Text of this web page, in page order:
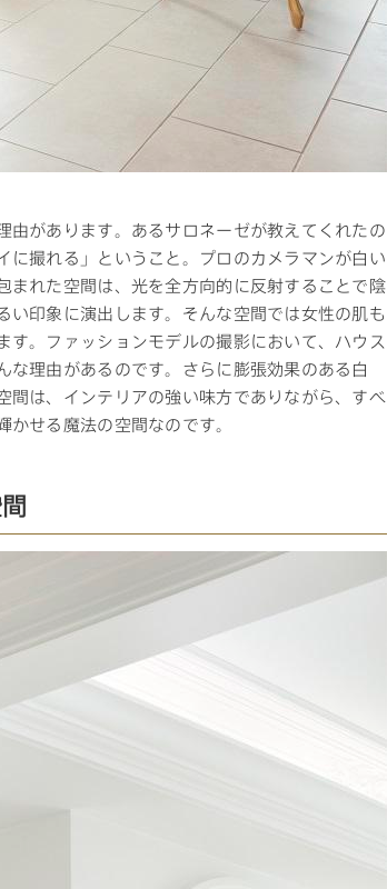
があります。あるサロネーゼが教えてくれたの
に撮れる」ということ。プロのカメラマンが白い
まれた空間は、光を全方向的に反射することで陰
印象に演出します。そんな空間では女性の肌も
。ファッションモデルの撮影において、ハウス
理由があるのです。さらに膨張効果のある白
間は、インテリアの強い味方でありながら、すべ
せる魔法の空間なのです。